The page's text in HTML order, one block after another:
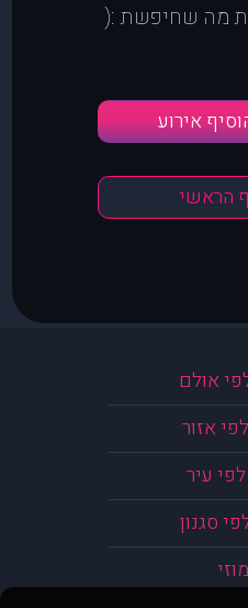
מה שחיפשת :(
אירוע
הראשי
אולם
אזור
עיר
סגנון